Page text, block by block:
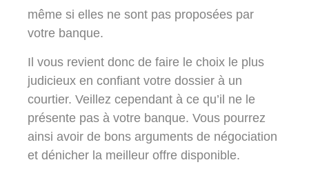
même si elles ne sont pas proposées par
votre banque.
Il vous revient donc de faire le choix le plus
judicieux en confiant votre dossier à un
courtier. Veillez cependant à ce qu’il ne le
présente pas à votre banque. Vous pourrez
ainsi avoir de bons arguments de négociation
et dénicher la meilleur offre disponible.